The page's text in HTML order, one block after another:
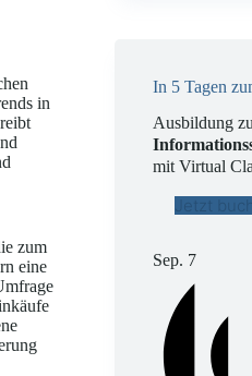
in
zum
eine
In 5 Tagen
Ausbildung
mit Virtual
Jetzt
Sep. 7